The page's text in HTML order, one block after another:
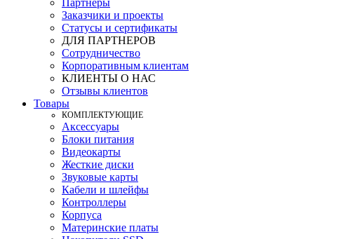
Партнеры
Заказчики и проекты
Статусы и сертификаты
ДЛЯ ПАРТНЕРОВ
Сотрудничество
Корпоративным клиентам
КЛИЕНТЫ О НАС
Отзывы клиентов
Товары
КOМПЛЕКТУЮЩИЕ
Аксессуары
Блоки питания
Видеокарты
Жесткие диски
Звуковые карты
Кабели и шлейфы
Контроллеры
Корпуса
Материнские платы